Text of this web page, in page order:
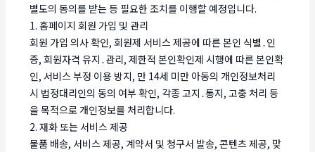
별도의 동의를 받는 등 필요한 조치를 이행할 예정입니다.
1. 홈페이지 회원 가입 및 관리
회원 가입 의사 확인, 회원제 서비스 제공에 따른 본인 식별․인
증, 회원자격 유지․관리, 제한적 본인확인제 시행에 따른 본인확
인, 서비스 부정 이용 방지, 만 14세 미만 아동의 개인정보처리
시 법정대리인의 동의 여부 확인, 각종 고지․통지, 고충 처리 등
을 목적으로 개인정보를 처리합니다.
2. 재화 또는 서비스 제공
물품 배송, 서비스 제공, 계약서 및 청구서 발송, 콘텐츠 제공, 맞